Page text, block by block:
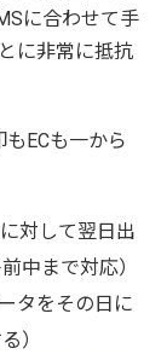
に合わせて手
に非常に抵抗
ECも一から
対して翌日出
中まで対応）
タをその日に
）